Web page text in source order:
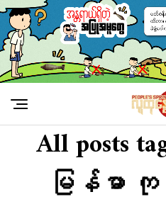
All posts
မြန်မာ